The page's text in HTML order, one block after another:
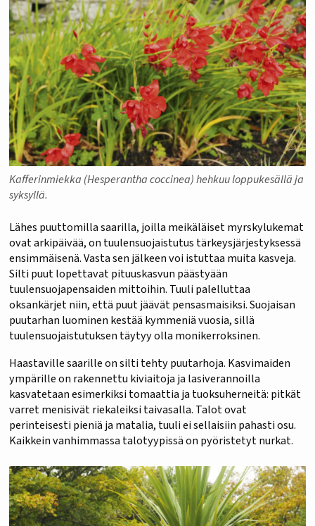
Kafferinmiekka (Hesperantha coccinea) hehkuu loppukesällä ja
syksyllä.
Lähes puuttomilla saarilla, joilla meikäläiset myrskylukemat
ovat arkipäivää, on tuulensuojaistutus tärkeysjärjestyksessä
ensimmäisenä. Vasta sen jälkeen voi istuttaa muita kasveja.
Silti puut lopettavat pituuskasvun päästyään
tuulensuojapensaiden mittoihin. Tuuli palelluttaa
oksankärjet niin, että puut jäävät pensasmaisiksi. Suojaisan
puutarhan luominen kestää kymmeniä vuosia, sillä
tuulensuojaistutuksen täytyy olla monikerroksinen.
Haastaville saarille on silti tehty puutarhoja. Kasvimaiden
ympärille on rakennettu kiviaitoja ja lasiverannoilla
kasvatetaan esimerkiksi tomaattia ja tuoksuherneitä: pitkät
varret menisivät riekaleiksi taivasalla. Talot ovat
perinteisesti pieniä ja matalia, tuuli ei sellaisiin pahasti osu.
Kaikkein vanhimmassa talotyypissä on pyöristetyt nurkat.